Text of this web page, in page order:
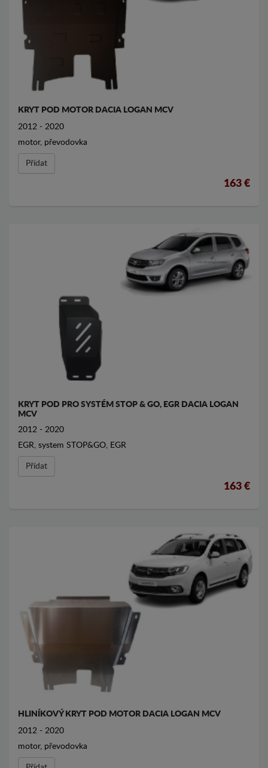
KRYT POD MOTOR DACIA LOGAN MCV
2012 - 2020
motor, převodovka
Přídat
163 €
KRYT POD PRO SYSTÉM STOP & GO, EGR DACIA LOGAN
MCV
2012 - 2020
EGR, system STOP&GO, EGR
Přídat
163 €
HLINÍKOVÝ KRYT POD MOTOR DACIA LOGAN MCV
2012 - 2020
motor, převodovka